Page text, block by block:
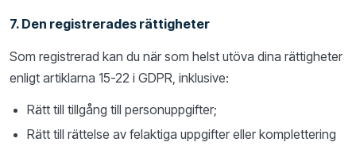
7. Den registrerades rättigheter
Som registrerad kan du när som helst utöva dina rättigheter
enligt artiklarna 15-22 i GDPR, inklusive:
Rätt till tillgång till personuppgifter;
Rätt till rättelse av felaktiga uppgifter eller komplettering